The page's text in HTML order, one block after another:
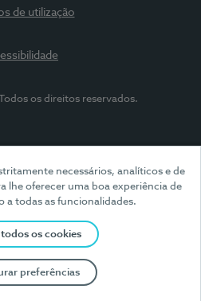
necessários, analíticos e de
lhe oferecer uma boa experiência de
a todas as funcionalidades.
os cookies
preferências
de utilização
os direitos reservados.